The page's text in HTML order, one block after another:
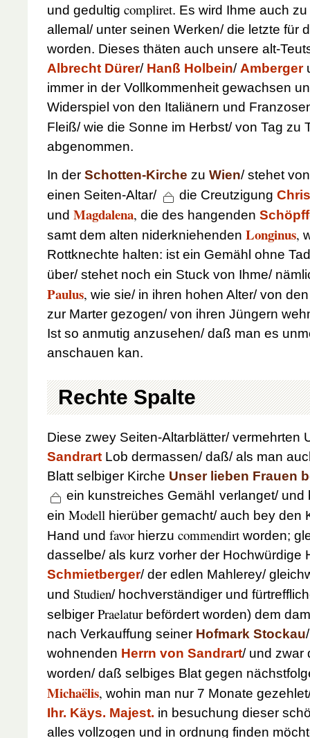
und gedultig compliret. Es wird Ihme auch
allemal/ unter seinen Werken/ die letzte für
worden. Dieses thäten auch unsere alt-
Albrecht Dürer/ Hanß Holbein/Amberger
immer in der Vollkommenheit gewachsen
Widerspiel von den Italiänern und
Fleiß/ wie die Sonne im Herbst/ von Tag zu
abgenommen.
In der Schotten-Kirche zu Wien/ stehet
einen Seiten-Altar/
die Creutzigung
und Magdalena, die des hangenden
samt dem alten niderkniehenden Longinus,
Rottknechte halten: ist ein Gemähl ohne
über/ stehet noch ein Stuck von Ihme/
Paulus, wie sie/ in ihren hohen Alter/ von
zur Marter gezogen/ von ihren Jüngern
Ist so anmutig anzusehen/ daß man es
anschauen kan.
Rechte Spalte
Diese zwey Seiten-Altarblätter/ vermehrten
Sandrart Lob dermassen/ daß/ als man
Blatt selbiger Kirche Unser lieben Frauen
ein kunstreiches Gemähl verlanget/ und
ein Modell hierüber gemacht/ auch bey den
Hand und favorhierzu commendirt worden;
dasselbe/ als kurz vorher der Hochwürdige
Schmietberger/ der edlen Mahlerey/
und Studien/ hochverständiger und
selbiger Praelaturbefördert worden) dem
nach Verkauffung seiner Hofmark Stockau
wohnenden Herrn von Sandrart/ und zwar
worden/ daß selbiges Blat gegen
Michaëlis, wohin man nur 7 Monate
Ihr. Käys. Majest. in besuchung dieser
alles vollzogen und in ordnung finden